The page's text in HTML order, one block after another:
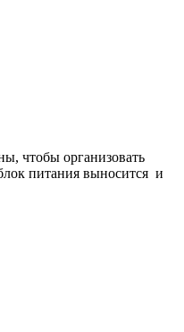
чтобы организовать
питания выносится и